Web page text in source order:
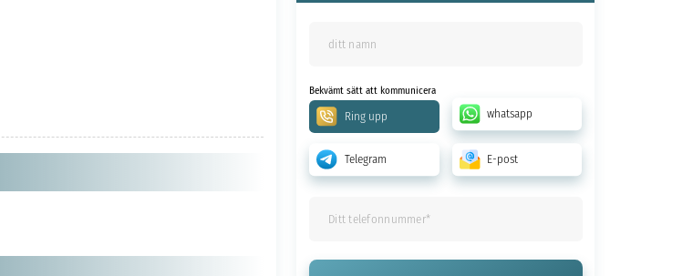
Bekvämt sätt att kommunicera
Ring upp whatsapp
Telegram E-post